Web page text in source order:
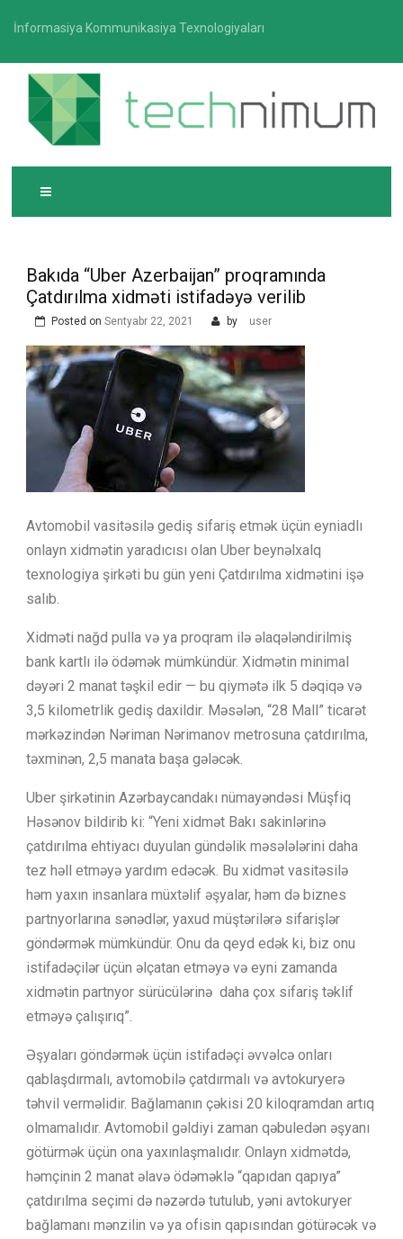
İnformasiya Kommunikasiya Texnologiyaları
TECHNIMUM
İnformasiya-kommunikasiya texnologiyaları üzrə
media platforması
Bakıda “Uber Azerbaijan” proqramında
Çatdırılma xidməti istifadəyə verilib
Posted on Sentyabr 22, 2021 by user
Avtomobil vasitəsilə gediş sifariş etmək üçün eyniadlı
onlayn xidmətin yaradıcısı olan Uber beynəlxalq
texnologiya şirkəti bu gün yeni Çatdırılma xidmətini işə
salıb.
Xidməti nağd pulla və ya proqram ilə əlaqələndirilmiş
bank kartlı ilə ödəmək mümkündür. Xidmətin minimal
dəyəri 2 manat təşkil edir — bu qiymətə ilk 5 dəqiqə və
3,5 kilometrlik gediş daxildir. Məsələn, “28 Mall” ticarət
mərkəzindən Nəriman Nərimanov metrosuna çatdırılma,
təxminən, 2,5 manata başa gələcək.
Uber şirkətinin Azərbaycandakı nümayəndəsi Müşfiq
Həsənov bildirib ki: “Yeni xidmət Bakı sakinlərinə
çatdırılma ehtiyacı duyulan gündəlik məsələlərini daha
tez həll etməyə yardım edəcək. Bu xidmət vasitəsilə
həm yaxın insanlara müxtəlif əşyalar, həm də biznes
partnyorlarına sənədlər, yaxud müştərilərə sifarişlər
göndərmək mümkündür. Onu da qeyd edək ki, biz onu
istifadəçilər üçün əlçatan etməyə və eyni zamanda
xidmətin partnyor sürücülərinə daha çox sifariş təklif
etməyə çalışırıq”.
Əşyaları göndərmək üçün istifadəçi əvvəlcə onları
qablaşdırmalı, avtomobilə çatdırmalı və avtokuryerə
təhvil verməlidir. Bağlamanın çəkisi 20 kiloqramdan artıq
olmamalıdır. Avtomobil gəldiyi zaman qəbuledən əşyanı
götürmək üçün ona yaxınlaşmalıdır. Onlayn xidmətdə,
həmçinin 2 manat əlavə ödəməklə “qapıdan qapıya”
çatdırılma seçimi də nəzərdə tutulub, yəni avtokuryer
bağlamanı mənzilin və ya ofisin qapısından götürəcək və